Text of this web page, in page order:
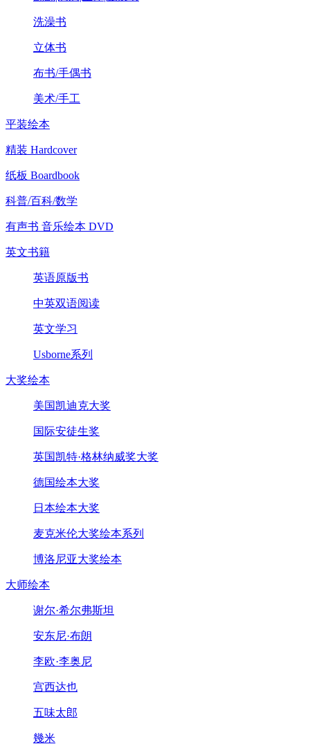
洗澡书
立体书
布书/手偶书
美术/手工
平装绘本
精装 Hardcover
纸板 Boardbook
科普/百科/数学
有声书 音乐绘本 DVD
英文书籍
英语原版书
中英双语阅读
英文学习
Usborne系列
大奖绘本
美国凯迪克大奖
国际安徒生奖
英国凯特·格林纳威奖大奖
德国绘本大奖
日本绘本大奖
麦克米伦大奖绘本系列
博洛尼亚大奖绘本
大师绘本
谢尔·希尔弗斯坦
安东尼·布朗
李欧·李奥尼
宫西达也
五味太郎
幾米